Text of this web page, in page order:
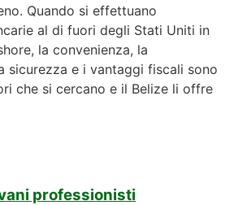
Quando si effettuano
al di fuori degli Stati Uniti in
la convenienza, la
sicurezza e i vantaggi fiscali sono
che si cercano e il Belize li offre
professionisti